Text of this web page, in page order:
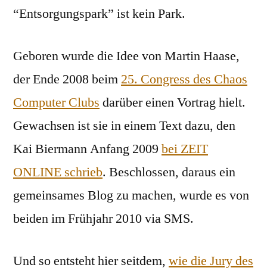
“Entsorgungspark” ist kein Park.
Geboren wurde die Idee von Martin Haase,
der Ende 2008 beim 25. Congress des Chaos
Computer Clubs darüber einen Vortrag hielt.
Gewachsen ist sie in einem Text dazu, den
Kai Biermann Anfang 2009 bei ZEIT
ONLINE schrieb. Beschlossen, daraus ein
gemeinsames Blog zu machen, wurde es von
beiden im Frühjahr 2010 via SMS.
Und so entsteht hier seitdem, wie die Jury des